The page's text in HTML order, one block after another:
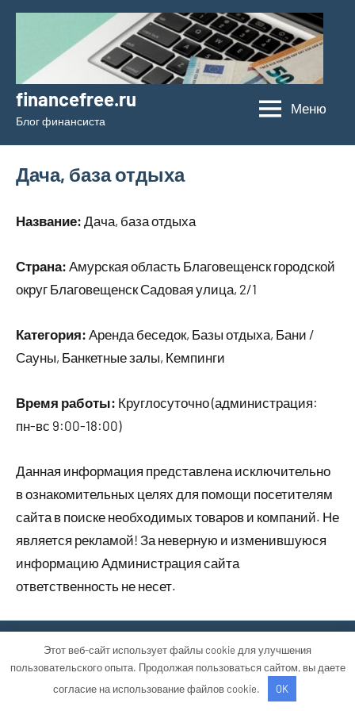
Перейти
содержимому
financefree.ru
Блог финансиста
Меню
Дача, база отдыха
Название: Дача, база отдыха
Страна: Амурская область Благовещенск городской
округ Благовещенск Садовая улица, 2/1
Категория: Аренда беседок, Базы отдыха, Бани /
Сауны, Банкетные залы, Кемпинги
Время работы: Круглосуточно (администрация:
пн-вс 9:00-18:00)
Данная информация представлена исключительно
в ознакомительных целях для помощи посетителям
сайта в поиске необходимых товаров и компаний. Не
является рекламой! За неверную и изменившуюся
информацию Администрация сайта
ответственность не несет.
Тема WordPress: Occasio от ThemeZee.
Этот веб-сайт использует файлы cookie для улучшения
пользовательского опыта. Продолжая пользоваться сайтом, вы даете
согласие на использование файлов cookie.
OK